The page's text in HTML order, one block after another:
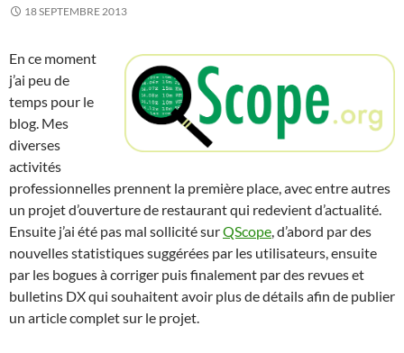
18 SEPTEMBRE 2013
En ce moment
j’ai peu de
temps pour le
blog. Mes
diverses
activités
professionnelles prennent la première place, avec entre autres
un projet d’ouverture de restaurant qui redevient d’actualité.
Ensuite j’ai été pas mal sollicité surQScope, d’abord par des
nouvelles statistiques suggérées par les utilisateurs, ensuite
par les bogues à corriger puis finalement par des revues et
bulletins DX qui souhaitent avoir plus de détails afin de publier
un article complet sur le projet.